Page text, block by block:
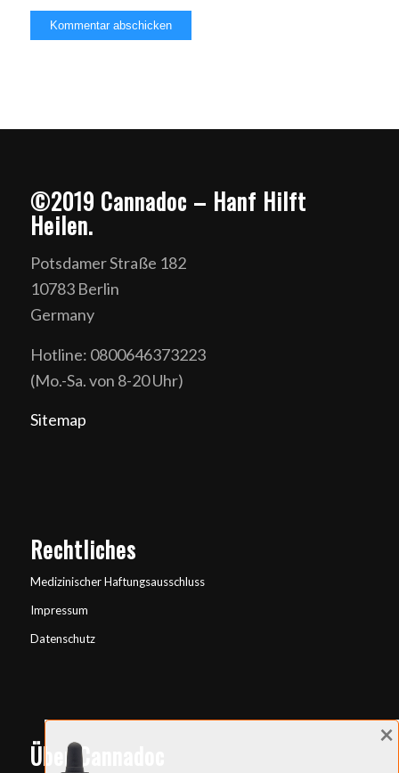
©2019 Cannadoc – Hanf Hilft
Heilen.
Potsdamer Straße 182
10783 Berlin
Germany
Hotline: 0800646373223
(Mo.-Sa. von 8-20 Uhr)
Sitemap
Rechtliches
Medizinischer Haftungsausschluss
Impressum
Datenschutz
Über Cannadoc
×